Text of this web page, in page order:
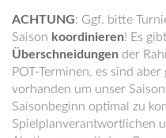
ACHTUNG: Ggf. bitte
Saison koordinieren! Es
Überschneidungen der
POT-Terminen, es sind
vorhanden um unser
Saisonbeginn optimal zu
Spielplanverantwortlichen